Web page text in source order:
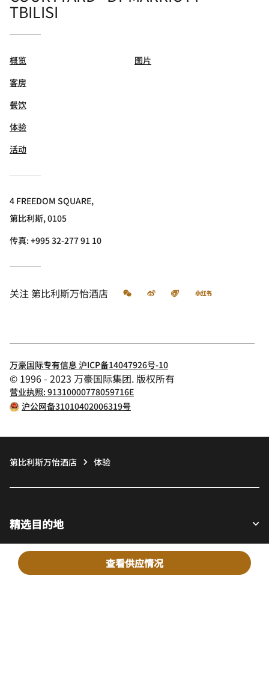
查看供应情况
TBILISI
概览
客房
餐饮
体验
活动
图片
4 FREEDOM SQUARE,
第比利斯, 0105
传真:+995 32-277 91 10
关注 第比利斯万怡酒店 微信 微博 飞猪 小红书
万豪国际专有信息 沪ICP备14047926号-10
© 1996 - 2023 万豪国际集团. 版权所有
营业执照: 91310000778059716E
沪公网备31010402006319号
第比利斯万怡酒店 体验
精选目的地
宾客适用